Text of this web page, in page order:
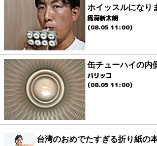
ホイッスルになり
爲房新太朗
(08.05 11:00)
缶チューハイの内
パリッコ
(08.05 11:00)
台湾のおめでたすぎる折り紙の